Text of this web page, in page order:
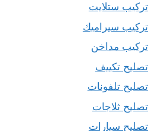
تركيب ستلايت
تركيب سيراميك
تركيب مداخن
تصليح تكييف
تصليح تلفونات
تصليح ثلاجات
تصليح سيارات